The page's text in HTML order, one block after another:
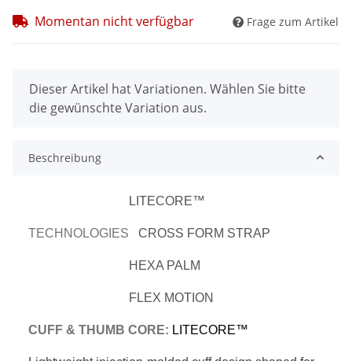
Momentan nicht verfügbar Frage zum Artikel
x
Dieser Artikel hat Variationen. Wählen Sie bitte
die gewünschte Variation aus.
Beschreibung
LITECORE™
TECHNOLOGIES CROSS FORM STRAP
HEXA PALM
FLEX MOTION
CUFF & THUMB CORE: LITECORE™